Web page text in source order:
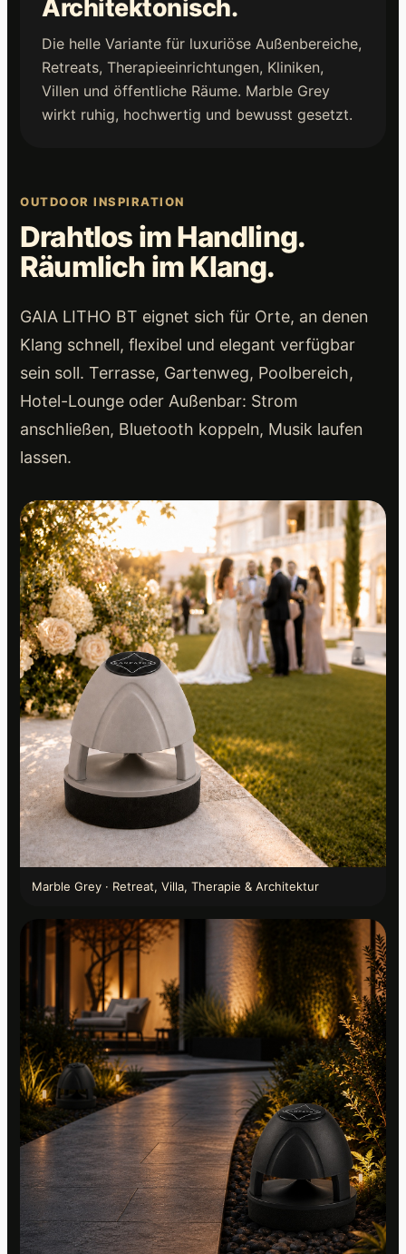
Architektonisch.
Die helle Variante für luxuriöse Außenbereiche,
Retreats, Therapieeinrichtungen, Kliniken,
Villen und öffentliche Räume. Marble Grey
wirkt ruhig, hochwertig und bewusst gesetzt.
OUTDOOR INSPIRATION
Drahtlos im Handling.
Räumlich im Klang.
GAIA LITHO BT eignet sich für Orte, an denen
Klang schnell, flexibel und elegant verfügbar
sein soll. Terrasse, Gartenweg, Poolbereich,
Hotel-Lounge oder Außenbar: Strom
anschließen, Bluetooth koppeln, Musik laufen
lassen.
Marble Grey · Retreat, Villa, Therapie & Architektur